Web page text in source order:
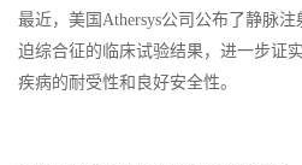
最近，美国Athersys公司公布了静脉
迫综合征的临床试验结果，进一步证
疾病的耐受性和良好安全性。